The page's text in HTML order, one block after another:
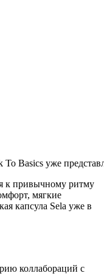
Basics уже
к привычному ритму
мягкие
капсула Sela уже в
коллабораций с